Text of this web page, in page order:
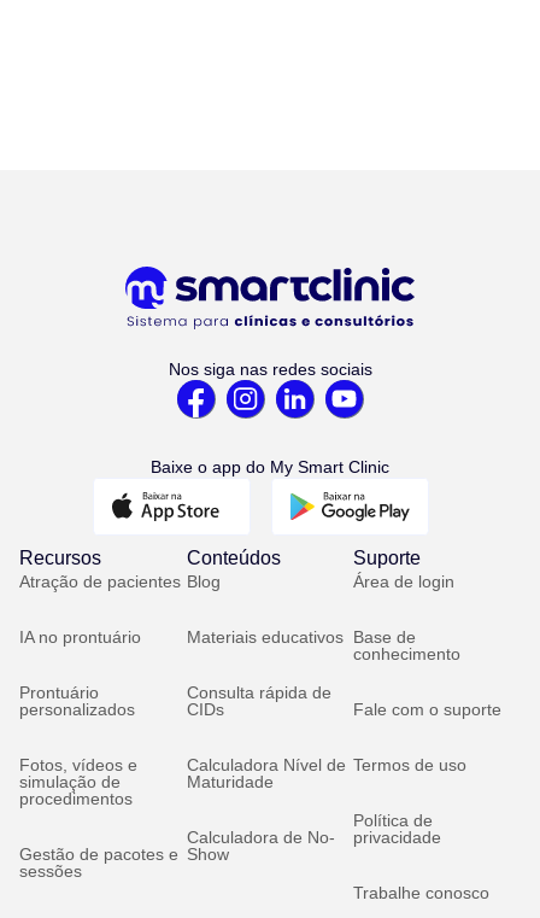
Nos siga nas redes sociais
Baixe o app do My Smart Clinic
Recursos
Atração de pacientes
IA no prontuário
Prontuário
personalizados
Fotos, vídeos e
simulação de
procedimentos
Gestão de pacotes e
sessões
Conteúdos
Blog
Materiais educativos
Consulta rápida de
CIDs
Calculadora Nível de
Maturidade
Calculadora de No-
Show
Suporte
Área de login
Base de
conhecimento
Fale com o suporte
Termos de uso
Política de
privacidade
Trabalhe conosco